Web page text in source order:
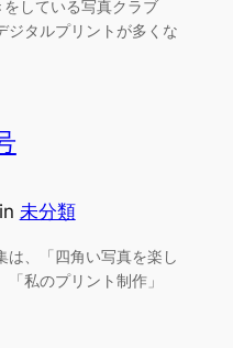
している写真クラブ
ジタルプリントが多くな
in 未分類
は、「四角い写真を楽し
私のプリント制作」